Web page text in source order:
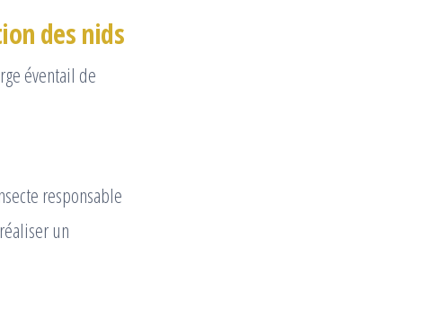
des nids
éventail de
responsable
un